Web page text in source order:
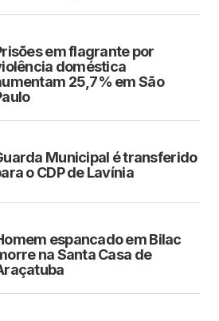
em flagrante por
doméstica
25,7% em São
Municipal é transferido
o CDP de Lavínia
espancado em Bilac
na Santa Casa de